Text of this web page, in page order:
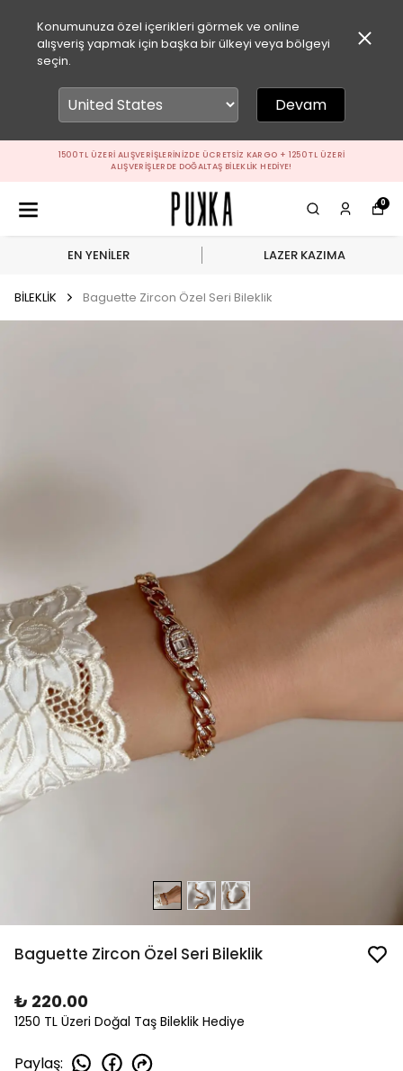
Konumunuza özel içerikleri görmek ve online
alışveriş yapmak için başka bir ülkeyi veya bölgeyi
seçin.
Devam
1500 TL ÜZERI ALIŞVERIŞLERINIZDE ÜCRETSIZ KARGO + 1250 TL ÜZERI
ALIŞVERIŞLERDE DOĞALTAŞ BILEKLIK HEDIYE!
0
EN YENİLER LAZER KAZIMA
BİLEKLİK Baguette Zircon Özel Seri Bileklik
Baguette Zircon Özel Seri Bileklik
₺ 220.00
1250 TL Üzeri Doğal Taş Bileklik Hediye
Paylaş: